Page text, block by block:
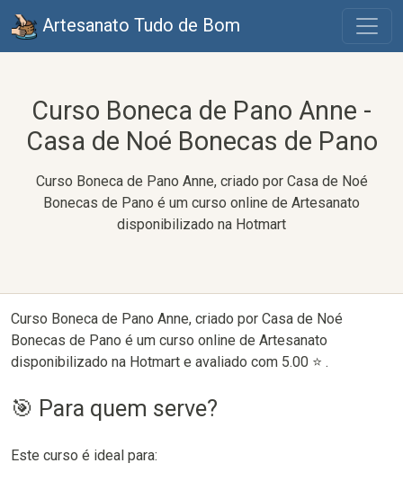
Artesanato Tudo de Bom
Curso Boneca de Pano Anne -
Casa de Noé Bonecas de Pano
Curso Boneca de Pano Anne, criado por Casa de Noé
Bonecas de Pano é um curso online de Artesanato
disponibilizado na Hotmart
Curso Boneca de Pano Anne, criado por Casa de Noé
Bonecas de Pano é um curso online de Artesanato
disponibilizado na Hotmart e avaliado com 5.00 ⭐ .
🎯 Para quem serve?
Este curso é ideal para: